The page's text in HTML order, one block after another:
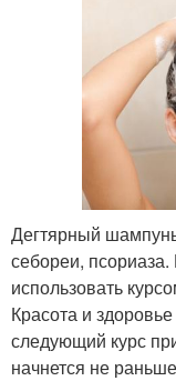
Дегтярный
себореи,
использовать
Красота и
следующий курс
начнется не